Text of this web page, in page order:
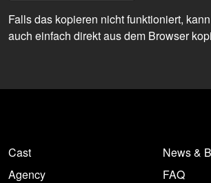
Falls das kopieren nicht funktioniert,
auch einfach direkt aus dem Browser
Cast
Agency
News &
FAQ